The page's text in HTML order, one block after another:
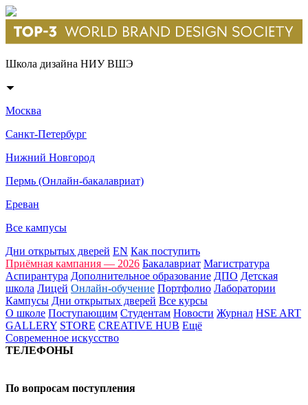
Школа дизайна НИУ ВШЭ
Москва
Санкт-Петербург
Нижний Новгород
Пермь (Онлайн-бакалавриат)
Ереван
Все кампусы
Дни открытых дверей EN Как поступить
Приёмная кампания — 2026 Бакалавриат Магистратура
Аспирантура Дополнительное образование ДПО Детская
школа Лицей Онлайн-обучение Портфолио Лаборатории
Кампусы Дни открытых дверей Все курсы
О школе Поступающим Студентам Новости Журнал HSE ART
GALLERY STORE CREATIVE HUB Ещё
Современное искусство
ТЕЛЕФОНЫ
По вопросам поступления